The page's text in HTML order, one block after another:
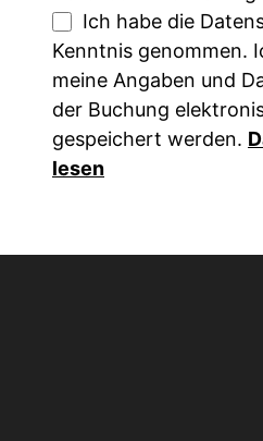
Ich habe die
Kenntnis genommen.
meine Angaben und
der Buchung
gespeichert werden.
lesen